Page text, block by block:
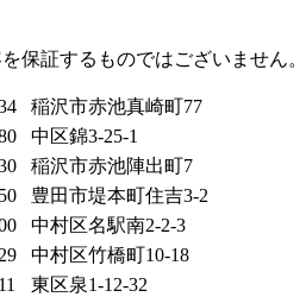
保証するものではございません。
稲沢市赤池真崎町77
中区錦3-25-1
稲沢市赤池陣出町7
豊田市堤本町住吉3-2
中村区名駅南2-2-3
中村区竹橋町10-18
東区泉1-12-32